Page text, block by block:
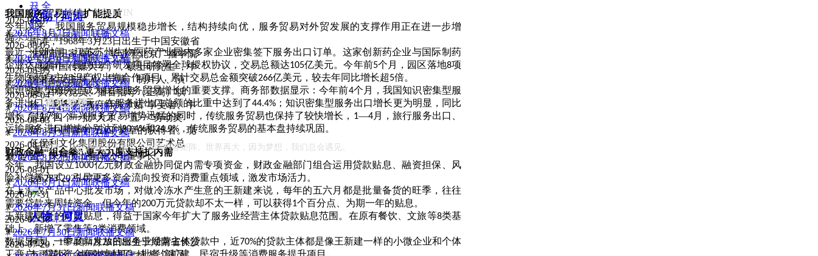
我国服务贸易持续扩能提质
今年以来，我国服务贸易规模稳步增长，结构持续向优，服务贸易对外贸发展的支撑作用正在进一步增
强。
最近一段时间，江苏苏州生物医药产业园内多家企业密集签下服务出口订单。这家创新药企业与国际制药
企业达成合作，围绕12个研发项目签署全球授权协议，交易总额达105亿美元。今年前5个月，园区落地8项
生物医药自主知识产权出海合作项目，累计交易总金额突破266亿美元，较去年同比增长超5倍。
知识密集型服务正成为我国服务贸易增长的重要支撑。商务部数据显示：今年前4个月，我国知识密集型服
务进出口11041.8亿元，在服务进出口总额的比重中达到了44.4%；知识密集型服务出口增长更为明显，同比
增长了11.7%。新兴服务贸易增势迅猛的同时，传统服务贸易也保持了较快增长， 1—4月，旅行服务出口、
运输服务进口增速分别达到30.4%和24.9% ，传统服务贸易的基本盘持续巩固。
财政金融“组合拳” 更大力度支持扩内需
今年，我国设立1000亿元财政金融协同促内需专项资金，财政金融部门组合运用贷款贴息、融资担保、风
险补偿等方式，引导更多资金流向投资和消费重点领域，激发市场活力。
在上海农产品中心批发市场，对做冷冻水产生意的王新建来说，每年的五六月都是批量备货的旺季，往往
需要贷款来周转资金。但今年的200万元贷款却不太一样，可以获得1个百分点、为期一年的贴息。
王新建享受的财政贴息，得益于国家今年扩大了服务业经营主体贷款贴息范围。在原有餐饮、文旅等8类基
础上，新增了零售等3类消费领域。
数据显示，一季度新发放的服务业经营主体贷款中，近70%的贷款主体都是像王新建一样的小微企业和个体
工商户。贷款资金有效支持了一批餐馆扩建、民宿升级等消费服务提升项目。
人物 | 周涛
周涛，1968年3月23日出生于中国安徽省
淮南市田家庵区 ，毕业于北京广播学院
（现中国传媒大学），硕士研究生 ，中
国著名女主持人、导演、制片人、演
员、中共党员、播音指导（正高）职
称 、国务院“政府特殊津贴”享受者、中
宣部“四个一批”人才、“五一”劳动奖
章 、中国青年“五四”奖章的获得者。现
任保利文化集团股份有限公司艺术总
监、保利演出有限公司董事长。
넶6283 2025-07-27
人物 | 何炅
何炅，1974年4月28日出生于湖南省长沙
更亲近！轻触图标，访问
声倾天下播音主持网官方小程序
或在微信搜索声倾天下
넳 넲
뀹 全
部
2026-08-07
ꂓ 2026年8月7日新闻联播文稿
2026-08-05
ꂓ 2026年8月6日新闻联播文稿
2026-08-05
ꂓ 2026年8月5日新闻联播文稿
2026-08-04
ꂓ 2026年8月4日新闻联播文稿
2026-08-03
ꂓ 2026年8月3日新闻联播文稿
2026-08-02
ꂓ 2026年8月2日新闻联播文稿
2026-08-01
ꂓ 2026年8月1日新闻联播文稿
2026-07-31
ꂓ 2026年7月31日新闻联播文稿
2026-07-30
ꂓ 2026年7月30日新闻联播文稿
2026-07-29
官方微信：VBOYIN
遇见梦想
现在，关注声倾天下播音主持网内容矩阵。世界再大，因为梦想，我们总会遇见。